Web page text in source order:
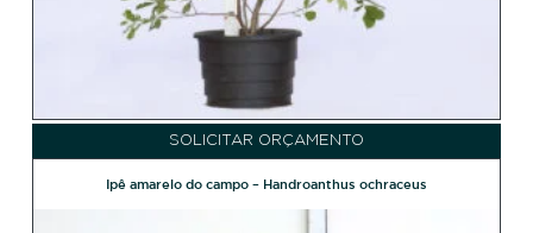
SOLICITAR ORÇAMENTO
Ipê amarelo do campo – Handroanthus ochraceus